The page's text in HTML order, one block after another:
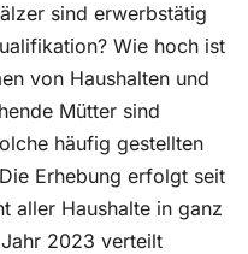
sind erwerbstätig
Wie hoch ist
von Haushalten und
Mütter sind
häufig gestellten
Erhebung erfolgt seit
aller Haushalte in ganz
2023 verteilt